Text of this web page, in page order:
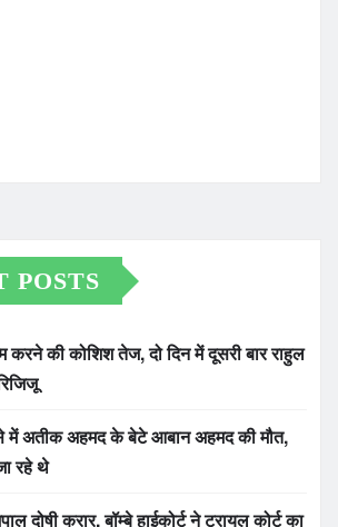
POSTS
करने की कोशिश तेज, दो दिन में दूसरी बार राहुल
में अतीक अहमद के बेटे आबान अहमद की मौत,
रहे थे
दोषी करार, बॉम्बे हाईकोर्ट ने ट्रायल कोर्ट का